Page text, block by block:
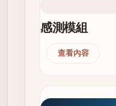
感測模組
查看內容